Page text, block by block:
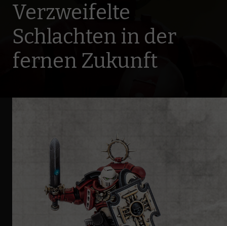
Verzweifelte
Schlachten in der
fernen Zukunft